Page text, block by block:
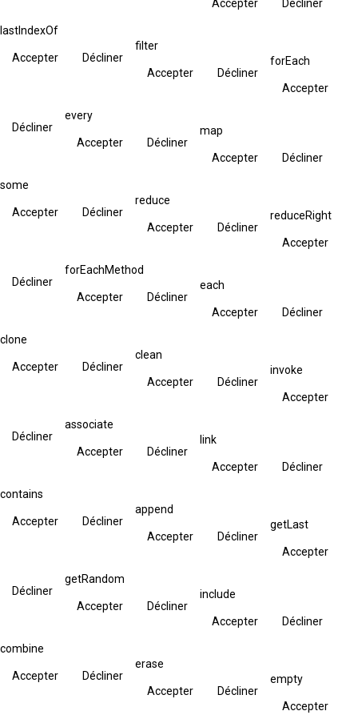
Accepter Décliner
lastIndexOf
Accepter Décliner
filter
Accepter Décliner
forEach
Accepter
Décliner
every
Accepter Décliner
map
Accepter Décliner
some
Accepter Décliner
reduce
Accepter Décliner
reduceRight
Accepter
Décliner
forEachMethod
Accepter Décliner
each
Accepter Décliner
clone
Accepter Décliner
clean
Accepter Décliner
invoke
Accepter
Décliner
associate
Accepter Décliner
link
Accepter Décliner
contains
Accepter Décliner
append
Accepter Décliner
getLast
Accepter
Décliner
getRandom
Accepter Décliner
include
Accepter Décliner
combine
Accepter Décliner
erase
Accepter Décliner
empty
Accepter